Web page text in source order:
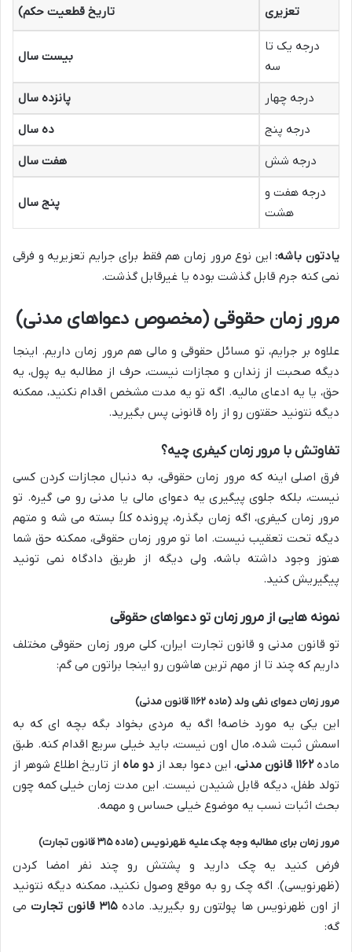
تعزیری
تاریخ قطعیت حکم)
درجه یک تا
سه
بیست سال
درجه چهار
پانزده سال
درجه پنج
ده سال
درجه شش
هفت سال
درجه هفت و
هشت
پنج سال
یادتون باشه:این نوع مرور زمان هم فقط برای جرایم تعزیریه و فرقی
نمی کنه جرم قابل گذشت بوده یا غیرقابل گذشت.
مرور زمان حقوقی (مخصوص دعواهای مدنی)
علاوه بر جرایم، تو مسائل حقوقی و مالی هم مرور زمان داریم. اینجا
دیگه صحبت از زندان و مجازات نیست، حرف از مطالبه یه پول، یه
حق، یا یه ادعای مالیه. اگه تو یه مدت مشخص اقدام نکنید، ممکنه
دیگه نتونید حقتون رو از راه قانونی پس بگیرید.
تفاوتش با مرور زمان کیفری چیه؟
فرق اصلی اینه که مرور زمان حقوقی، به دنبال مجازات کردن کسی
نیست، بلکه جلوی پیگیری یه دعوای مالی یا مدنی رو می گیره. تو
مرور زمان کیفری، اگه زمان بگذره، پرونده کلاً بسته می شه و متهم
دیگه تحت تعقیب نیست. اما تو مرور زمان حقوقی، ممکنه حق شما
هنوز وجود داشته باشه، ولی دیگه از طریق دادگاه نمی تونید
پیگیریش کنید.
نمونه هایی از مرور زمان تو دعواهای حقوقی
تو قانون مدنی و قانون تجارت ایران، کلی مرور زمان حقوقی مختلف
داریم که چند تا از مهم ترین هاشون رو اینجا براتون می گم:
مرور زمان دعوای نفی ولد (ماده ۱۱۶۲ قانون مدنی)
این یکی یه مورد خاصه! اگه یه مردی بخواد بگه بچه ای که به
اسمش ثبت شده، مال اون نیست، باید خیلی سریع اقدام کنه. طبق
ماده۱۱۶۲ قانون مدنی ، این دعوا بعد از دو ماه از تاریخ اطلاع شوهر از
تولد طفل، دیگه قابل شنیدن نیست. این مدت زمان خیلی کمه چون
بحث اثبات نسب یه موضوع خیلی حساس و مهمه.
مرور زمان برای مطالبه وجه چک علیه ظهرنویس (ماده ۳۱۵ قانون تجارت)
فرض کنید یه چک دارید و پشتش رو چند نفر امضا کردن
(ظهرنویسی). اگه چک رو به موقع وصول نکنید، ممکنه دیگه نتونید
از اون ظهرنویس ها پولتون رو بگیرید. ماده۳۱۵ قانون تجارت
می
گه: